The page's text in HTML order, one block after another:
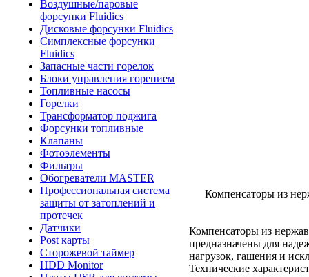
Воздушные/паровые
форсунки Fluidics
Дисковые форсунки Fluidics
Симплексные форсунки
Fluidics
Запасные части горелок
Блоки управления горением
Топливные насосы
Горелки
Трансформатор поджига
Форсунки топливные
Клапаны
Фотоэлементы
Фильтры
Обогреватели MASTER
Профессиональная система
защиты от затоплений и
протечек
Датчики
Post карты
Сторожевой таймер
HDD Monitor
Компенсаторы из
Компенсаторы из
предназначены для
нагрузок, гашения и
Технические